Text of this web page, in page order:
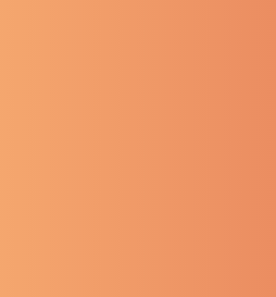
MANADO
MEDAN
PADANG
CENDANA